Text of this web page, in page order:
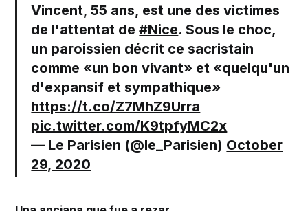
Vincent, 55 ans, est une des victimes
de l'attentat de#Nice. Sous le choc,
un paroissien décrit ce sacristain
comme «un bon vivant» et «quelqu'un
d'expansif et sympathique»
https://t.co/Z7MhZ9Urra
pic.twitter.com/K9tpfyMC2x
— Le Parisien (@le_Parisien) October
29, 2020